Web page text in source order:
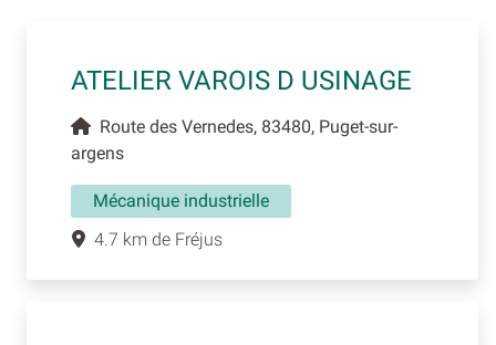
ATELIER VAROIS D USINAGE
Route des Vernedes, 83480, Puget-sur-
argens
Mécanique industrielle
4.7 km de Fréjus